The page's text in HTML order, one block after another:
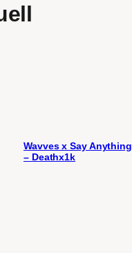
Wavves x Say Anything
– Deathx1k